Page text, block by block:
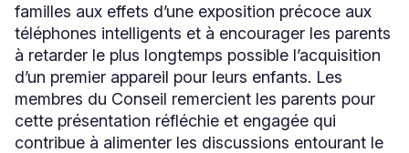
familles aux effets d’une exposition précoce aux
téléphones intelligents et à encourager les parents
à retarder le plus longtemps possible l’acquisition
d’un premier appareil pour leurs enfants. Les
membres du Conseil remercient les parents pour
cette présentation réfléchie et engagée qui
contribue à alimenter les discussions entourant le